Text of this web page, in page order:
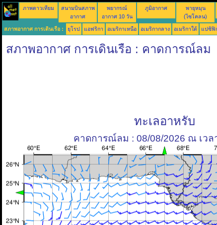
ภาพดาวเทียม
สนามบินสภาพ
อากาศ
พยากรณ์
อากาศ 10 วัน
ภูมิอากาศ
พายุหมุน
(ไซโคลน)
สภาพอากาศ การเดินเรือ : ยุโรป แอฟริกา อเมริกาเหนือ อเมริกากลาง อเมริกาใต้ แปซิฟิ
สภาพอากาศ การเดินเรือ : คาดการณ์ลม
ทะเลอาหรับ
คาดการณ์ลม : 08/08/2026 ณ เวล